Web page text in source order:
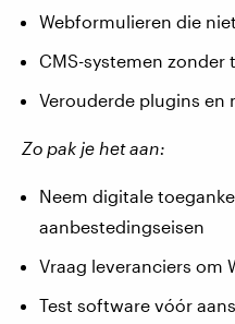
Webformulieren die
CMS-systemen zonder
Verouderde plugins en
Zo pak je het aan:
Neem digitale
aanbestedingseisen
Vraag leveranciers om
Test software vóór